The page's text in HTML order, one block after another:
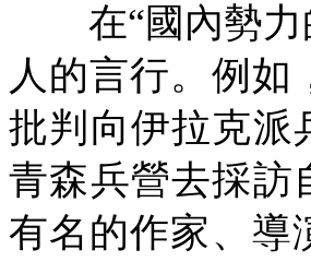
在“國內勢
人的言行。例如
批判向伊拉克派
青森兵營去採訪
有名的作家、導